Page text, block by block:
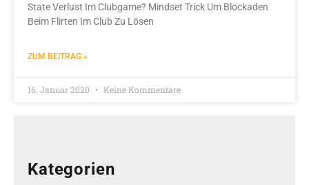
State Verlust Im Clubgame? Mindset Trick Um Blockaden
Beim Flirten Im Club Zu Lösen
ZUM BEITRAG »
16. Januar 2020 Keine Kommentare
Kategorien